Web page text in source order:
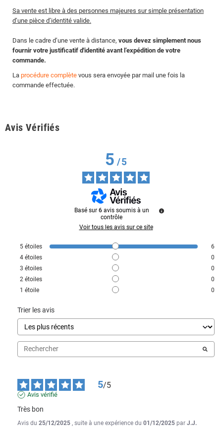
Sa vente est libre à des personnes majeures sur simple présentation
d’une pièce d’identité valide.
Dans le cadre d’une vente à distance, vous devez simplement nous
fournir votre justificatif d'identité avant l’expédition de votre
commande.
La procédure complète vous sera envoyée par mail une fois la
commande effectuée.
Avis Vérifiés
5/5
Basé sur 6 avis soumis à un
contrôle
Voir tous les avis sur ce site
5 étoiles
6
4 étoiles
0
3 étoiles
0
2 étoiles
0
1 étoile 0
Trier les avis
5/5
Avis vérifié
Très bon
Avis du 25/12/2025 , suite à une expérience du 01/12/2025 par J.J.